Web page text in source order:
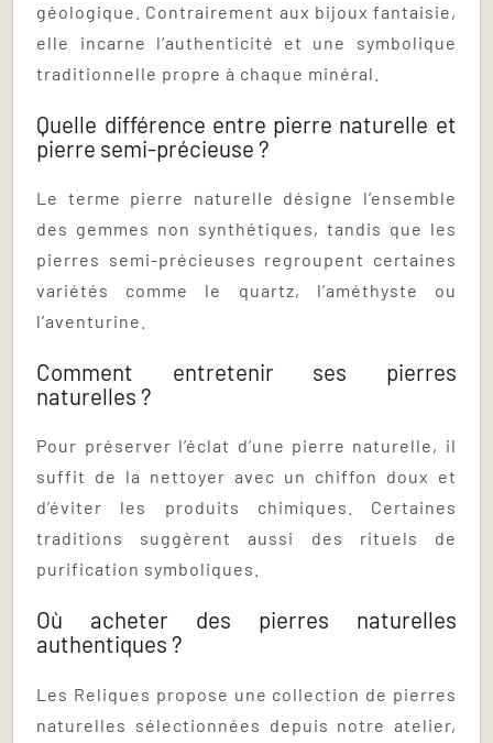
géologique. Contrairement aux bijoux fantaisie,
elle incarne l’authenticité et une symbolique
traditionnelle propre à chaque minéral.
Quelle différence entre pierre naturelle et
pierre semi-précieuse ?
Le terme pierre naturelle désigne l’ensemble
des gemmes non synthétiques, tandis que les
pierres semi-précieuses regroupent certaines
variétés comme le quartz, l’améthyste ou
l’aventurine.
Comment entretenir ses pierres
naturelles ?
Pour préserver l’éclat d’une pierre naturelle, il
suffit de la nettoyer avec un chiffon doux et
d’éviter les produits chimiques. Certaines
traditions suggèrent aussi des rituels de
purification symboliques.
Où acheter des pierres naturelles
authentiques ?
Les Reliques propose une collection de pierres
naturelles sélectionnées depuis notre atelier,